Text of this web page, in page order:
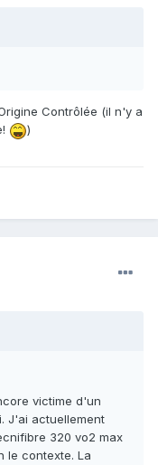
Contrôlée (il n'y a
)
victime d'un
J'ai actuellement
320 vo2 max
le contexte. La